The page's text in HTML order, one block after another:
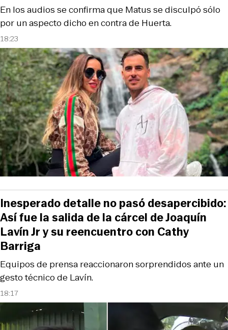
18:23
En los audios se confirma que Matus se disculpó sólo
por un aspecto dicho en contra de Huerta.
18:17
Equipos de prensa reaccionaron sorprendidos ante un
gesto técnico de Lavín.
Inesperado detalle no pasó desapercibido:
Así fue la salida de la cárcel de Joaquín
Lavín Jr y su reencuentro con Cathy
Barriga